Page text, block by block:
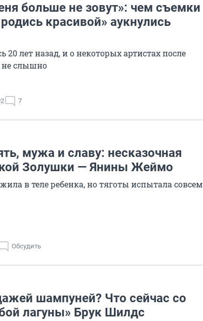
больше не зовут»: чем съемки
красивой» аукнулись
20 лет назад, и о некоторых артистах после
не слышно
7
мужа и славу: несказочная
Золушки — Янины Жеймо
в теле ребенка, но тяготы испытала совсем
Обсудить
шампуней? Что сейчас со
лагуны» Брук Шилдс